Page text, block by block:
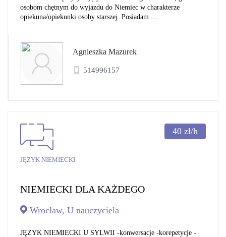
osobom chętnym do wyjazdu do Niemiec w charakterze
opiekuna/opiekunki osoby starszej. Posiadam ...
Agnieszka Mazurek
514996157
JĘZYK NIEMIECKI
40 zł/h
NIEMIECKI DLA KAŻDEGO
Wrocław, U nauczyciela
JĘZYK NIEMIECKI U SYLWII -konwersacje -korepetycje -